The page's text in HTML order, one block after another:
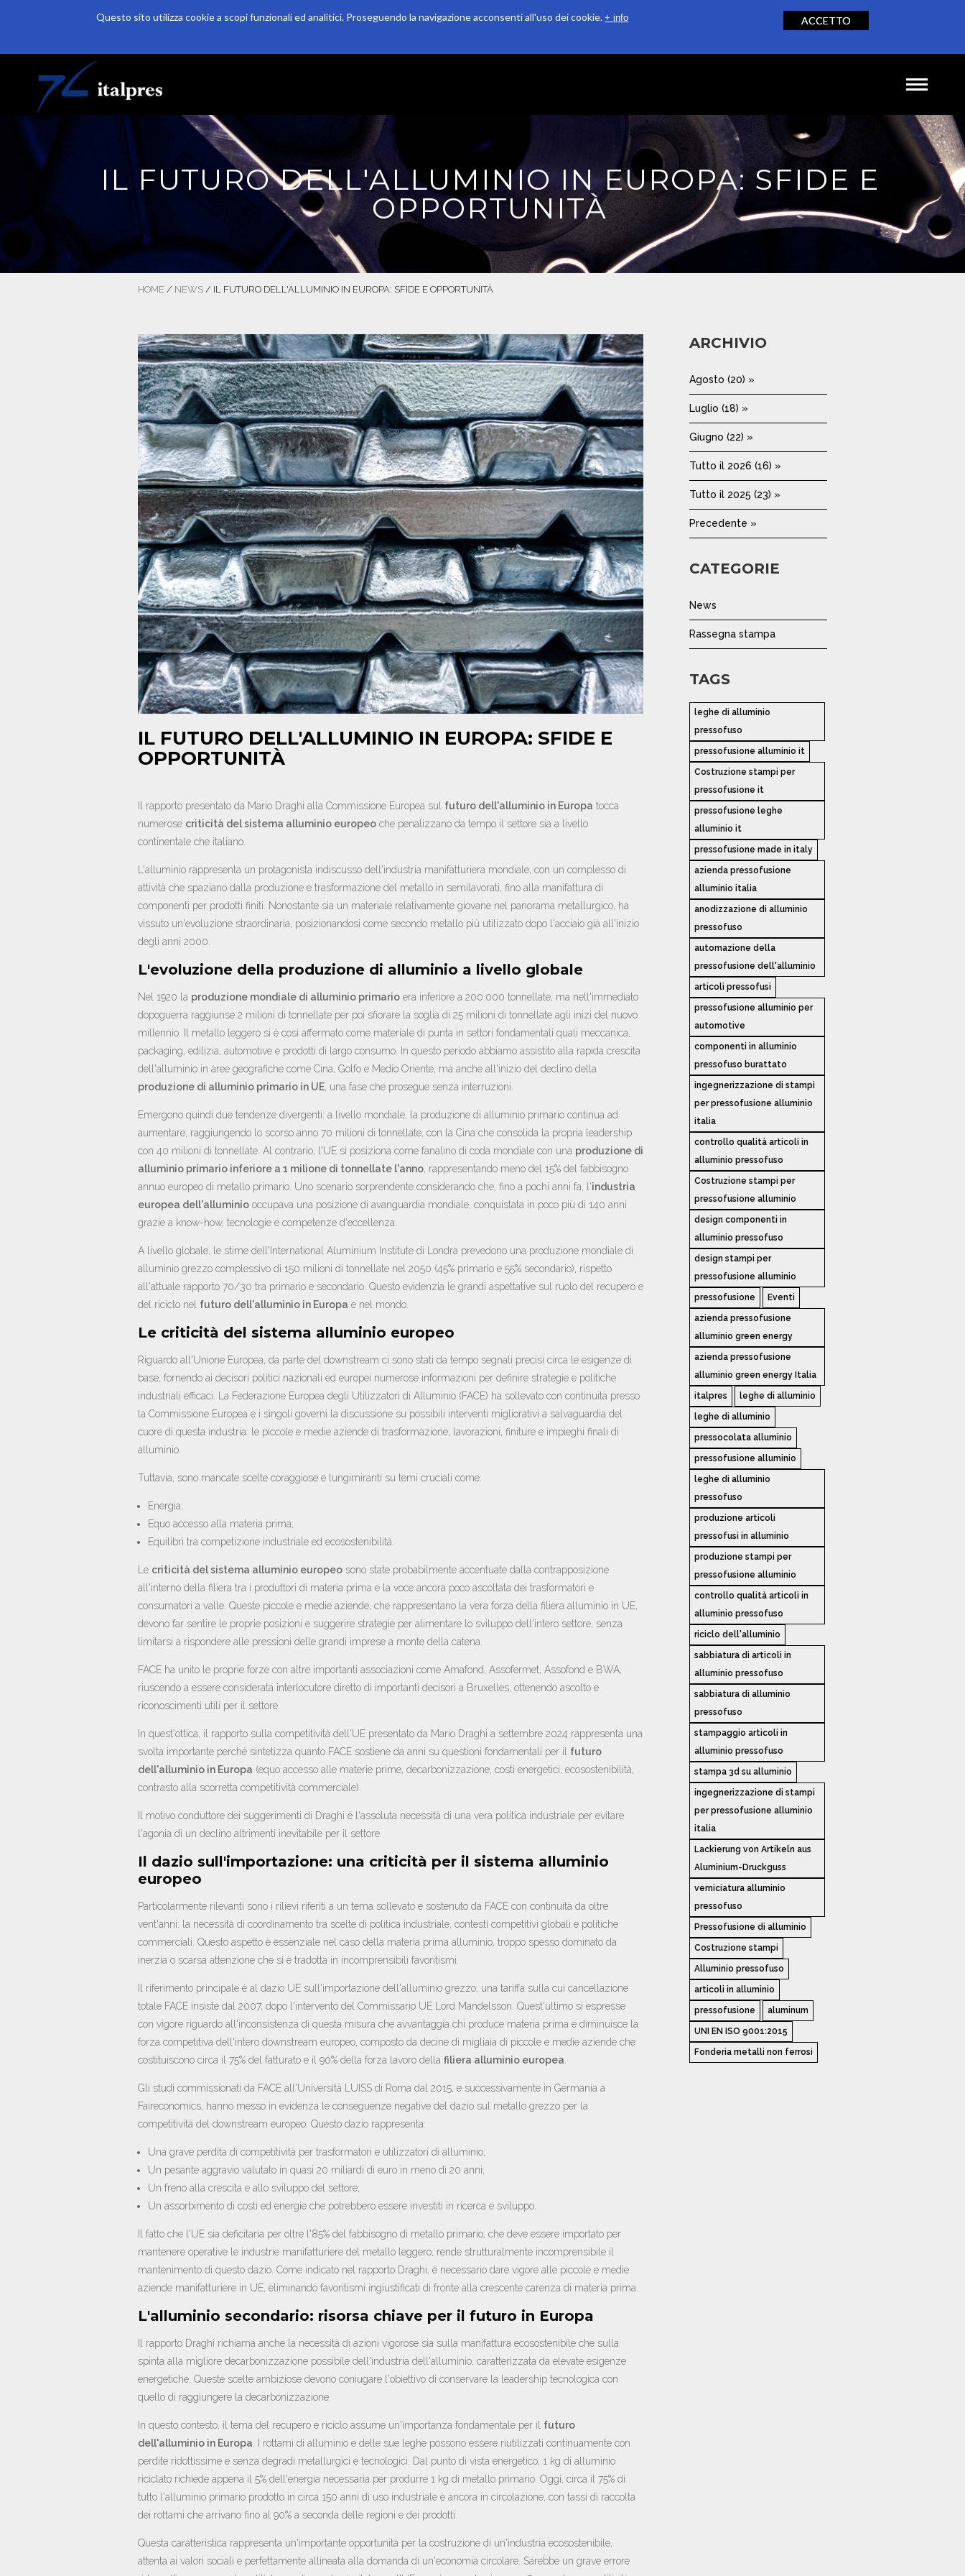
Questo sito utilizza cookie a scopi funzionali ed analitici. Proseguendo la navigazione acconsenti all'uso dei cookie. + info ACCETTO
Salta al contenuto principale
AZIENDA PRODUZIONE SOSTENIBILITÀ NEWS CONTATTI
IL FUTURO DELL'ALLUMINIO IN EUROPA: SFIDE E
OPPORTUNITÀ
HOME / NEWS / IL FUTURO DELL'ALLUMINIO IN EUROPA: SFIDE E OPPORTUNITÀ
IL FUTURO DELL'ALLUMINIO IN EUROPA: SFIDE E
OPPORTUNITÀ
Il rapporto presentato da Mario Draghi alla Commissione Europea sul futuro dell'alluminio in Europa tocca
numerose criticità del sistema alluminio europeo che penalizzano da tempo il settore sia a livello
continentale che italiano.
L'alluminio rappresenta un protagonista indiscusso dell'industria manifatturiera mondiale, con un complesso di
attività che spaziano dalla produzione e trasformazione del metallo in semilavorati, fino alla manifattura di
componenti per prodotti finiti. Nonostante sia un materiale relativamente giovane nel panorama metallurgico, ha
vissuto un'evoluzione straordinaria, posizionandosi come secondo metallo più utilizzato dopo l'acciaio già all'inizio
degli anni 2000.
L'evoluzione della produzione di alluminio a livello globale
Nel 1920 la produzione mondiale di alluminio primario era inferiore a 200.000 tonnellate, ma nell'immediato
dopoguerra raggiunse 2 milioni di tonnellate per poi sfiorare la soglia di 25 milioni di tonnellate agli inizi del nuovo
millennio. Il metallo leggero si è così affermato come materiale di punta in settori fondamentali quali meccanica,
packaging, edilizia, automotive e prodotti di largo consumo. In questo periodo abbiamo assistito alla rapida crescita
dell'alluminio in aree geografiche come Cina, Golfo e Medio Oriente, ma anche all'inizio del declino della
produzione di alluminio primario in UE, una fase che prosegue senza interruzioni.
Emergono quindi due tendenze divergenti: a livello mondiale, la produzione di alluminio primario continua ad
aumentare, raggiungendo lo scorso anno 70 milioni di tonnellate, con la Cina che consolida la propria leadership
con 40 milioni di tonnellate. Al contrario, l'UE si posiziona come fanalino di coda mondiale con una produzione di
alluminio primario inferiore a 1 milione di tonnellate l'anno, rappresentando meno del 15% del fabbisogno
annuo europeo di metallo primario. Uno scenario sorprendente considerando che, fino a pochi anni fa, l'industria
europea dell'alluminio occupava una posizione di avanguardia mondiale, conquistata in poco più di 140 anni
grazie a know-how, tecnologie e competenze d'eccellenza.
A livello globale, le stime dell'International Aluminium Institute di Londra prevedono una produzione mondiale di
alluminio grezzo complessivo di 150 milioni di tonnellate nel 2050 (45% primario e 55% secondario), rispetto
all'attuale rapporto 70/30 tra primario e secondario. Questo evidenzia le grandi aspettative sul ruolo del recupero e
del riciclo nel futuro dell'alluminio in Europa e nel mondo.
Le criticità del sistema alluminio europeo
Riguardo all'Unione Europea, da parte del downstream ci sono stati da tempo segnali precisi circa le esigenze di
base, fornendo ai decisori politici nazionali ed europei numerose informazioni per definire strategie e politiche
industriali efficaci. La Federazione Europea degli Utilizzatori di Alluminio (FACE) ha sollevato con continuità presso
la Commissione Europea e i singoli governi la discussione su possibili interventi migliorativi a salvaguardia del
cuore di questa industria: le piccole e medie aziende di trasformazione, lavorazioni, finiture e impieghi finali di
alluminio.
Tuttavia, sono mancate scelte coraggiose e lungimiranti su temi cruciali come:
Energia;
Equo accesso alla materia prima;
Equilibri tra competizione industriale ed ecosostenibilità.
Le criticità del sistema alluminio europeo sono state probabilmente accentuate dalla contrapposizione
all'interno della filiera tra i produttori di materia prima e la voce ancora poco ascoltata dei trasformatori e
consumatori a valle. Queste piccole e medie aziende, che rappresentano la vera forza della filiera alluminio in UE,
devono far sentire le proprie posizioni e suggerire strategie per alimentare lo sviluppo dell'intero settore, senza
limitarsi a rispondere alle pressioni delle grandi imprese a monte della catena.
FACE ha unito le proprie forze con altre importanti associazioni come Amafond, Assofermet, Assofond e BWA,
riuscendo a essere considerata interlocutore diretto di importanti decisori a Bruxelles, ottenendo ascolto e
riconoscimenti utili per il settore.
In quest'ottica, il rapporto sulla competitività dell'UE presentato da Mario Draghi a settembre 2024 rappresenta una
svolta importante perché sintetizza quanto FACE sostiene da anni su questioni fondamentali per il futuro
dell'alluminio in Europa (equo accesso alle materie prime, decarbonizzazione, costi energetici, ecosostenibilità,
contrasto alla scorretta competitività commerciale).
Il motivo conduttore dei suggerimenti di Draghi è l'assoluta necessità di una vera politica industriale per evitare
l'agonia di un declino altrimenti inevitabile per il settore.
Il dazio sull'importazione: una criticità per il sistema alluminio
europeo
Particolarmente rilevanti sono i rilievi riferiti a un tema sollevato e sostenuto da FACE con continuità da oltre
vent'anni: la necessità di coordinamento tra scelte di politica industriale, contesti competitivi globali e politiche
commerciali. Questo aspetto è essenziale nel caso della materia prima alluminio, troppo spesso dominato da
inerzia o scarsa attenzione che si è tradotta in incomprensibili favoritismi.
Il riferimento principale è al dazio UE sull'importazione dell'alluminio grezzo, una tariffa sulla cui cancellazione
totale FACE insiste dal 2007, dopo l'intervento del Commissario UE Lord Mandelsson. Quest'ultimo si espresse
con vigore riguardo all'inconsistenza di questa misura che avvantaggia chi produce materia prima e diminuisce la
forza competitiva dell'intero downstream europeo, composto da decine di migliaia di piccole e medie aziende che
costituiscono circa il 75% del fatturato e il 90% della forza lavoro della filiera alluminio europea.
Gli studi commissionati da FACE all'Università LUISS di Roma dal 2015, e successivamente in Germania a
Faireconomics, hanno messo in evidenza le conseguenze negative del dazio sul metallo grezzo per la
competitività del downstream europeo. Questo dazio rappresenta:
Una grave perdita di competitività per trasformatori e utilizzatori di alluminio;
Un pesante aggravio valutato in quasi 20 miliardi di euro in meno di 20 anni;
Un freno alla crescita e allo sviluppo del settore;
Un assorbimento di costi ed energie che potrebbero essere investiti in ricerca e sviluppo.
Il fatto che l'UE sia deficitaria per oltre l'85% del fabbisogno di metallo primario, che deve essere importato per
mantenere operative le industrie manifatturiere del metallo leggero, rende strutturalmente incomprensibile il
mantenimento di questo dazio. Come indicato nel rapporto Draghi, è necessario dare vigore alle piccole e medie
aziende manifatturiere in UE, eliminando favoritismi ingiustificati di fronte alla crescente carenza di materia prima.
L'alluminio secondario: risorsa chiave per il futuro in Europa
Il rapporto Draghi richiama anche la necessità di azioni vigorose sia sulla manifattura ecosostenibile che sulla
spinta alla migliore decarbonizzazione possibile dell'industria dell'alluminio, caratterizzata da elevate esigenze
energetiche. Queste scelte ambiziose devono coniugare l'obiettivo di conservare la leadership tecnologica con
quello di raggiungere la decarbonizzazione.
In questo contesto, il tema del recupero e riciclo assume un'importanza fondamentale per il futuro
dell'alluminio in Europa. I rottami di alluminio e delle sue leghe possono essere riutilizzati continuamente con
perdite ridottissime e senza degradi metallurgici e tecnologici. Dal punto di vista energetico, 1 kg di alluminio
riciclato richiede appena il 5% dell'energia necessaria per produrre 1 kg di metallo primario. Oggi, circa il 75% di
tutto l'alluminio primario prodotto in circa 150 anni di uso industriale è ancora in circolazione, con tassi di raccolta
dei rottami che arrivano fino al 90% a seconda delle regioni e dei prodotti.
Questa caratteristica rappresenta un'importante opportunità per la costruzione di un'industria ecosostenibile,
attenta ai valori sociali e perfettamente allineata alla domanda di un'economia circolare. Sarebbe un grave errore
ARCHIVIO
Agosto (20) »
Luglio (18) »
Giugno (22) »
Tutto il 2026 (16) »
Tutto il 2025 (23) »
Precedente »
CATEGORIE
News
Rassegna stampa
TAGS
leghe di alluminio
pressofuso
pressofusione alluminio it
Costruzione stampi per
pressofusione it
pressofusione leghe
alluminio it
pressofusione made in italy
azienda pressofusione
alluminio italia
anodizzazione di alluminio
pressofuso
automazione della
pressofusione dell'alluminio
articoli pressofusi
pressofusione alluminio per
automotive
componenti in alluminio
pressofuso burattato
ingegnerizzazione di stampi
per pressofusione alluminio
italia
controllo qualità articoli in
alluminio pressofuso
Costruzione stampi per
pressofusione alluminio
design componenti in
alluminio pressofuso
design stampi per
pressofusione alluminio
pressofusione Eventi
azienda pressofusione
alluminio green energy
azienda pressofusione
alluminio green energy Italia
italpres leghe di alluminio
leghe di alluminio
pressocolata alluminio
pressofusione alluminio
leghe di alluminio
pressofuso
produzione articoli
pressofusi in alluminio
produzione stampi per
pressofusione alluminio
controllo qualità articoli in
alluminio pressofuso
riciclo dell'alluminio
sabbiatura di articoli in
alluminio pressofuso
sabbiatura di alluminio
pressofuso
stampaggio articoli in
alluminio pressofuso
stampa 3d su alluminio
ingegnerizzazione di stampi
per pressofusione alluminio
italia
Lackierung von Artikeln aus
Aluminium-Druckguss
verniciatura alluminio
pressofuso
Pressofusione di alluminio
Costruzione stampi
Alluminio pressofuso
articoli in alluminio
pressofusione aluminum
UNI EN ISO 9001:2015
Fonderia metalli non ferrosi